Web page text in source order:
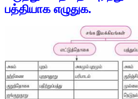
பத்தியாக எழுதுக.